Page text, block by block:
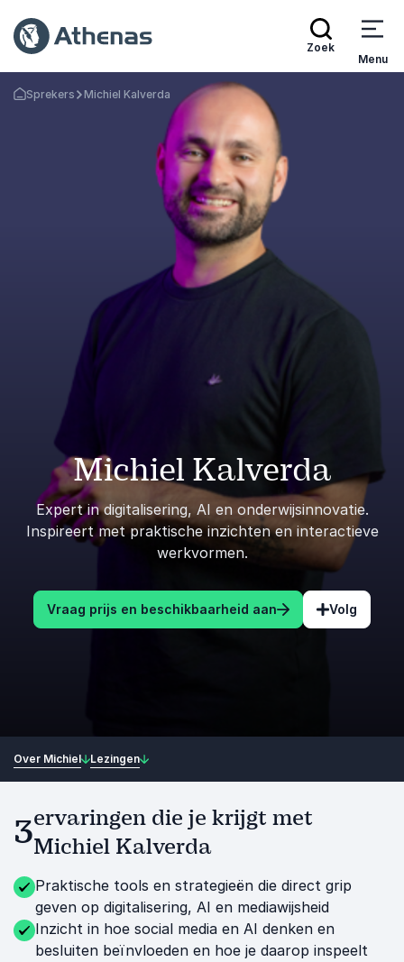
Zoek
Menu
Terug naar de startpagina
Sprekers Michiel Kalverda
Michiel Kalverda
Expert in digitalisering, AI en onderwijsinnovatie.
Inspireert met praktische inzichten en interactieve
werkvormen.
Vraag prijs en beschikbaarheid aan Volg
Over Michiel Lezingen
3ervaringen die je krijgt met
Michiel Kalverda
Praktische tools en strategieën die direct grip
geven op digitalisering, AI en mediawijsheid
Inzicht in hoe social media en AI denken en
besluiten beïnvloeden en hoe je daarop inspeelt